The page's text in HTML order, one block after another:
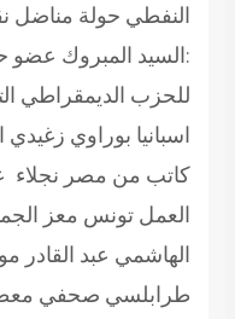
النفطي حولة مناضل
:السيد المبروك عضو
للحزب الديمقراطي
اسبانيا بوراوي
كاتب من مصر نجلاء
العمل تونس معز
الهاشمي عبد
طرابلسي صحفي